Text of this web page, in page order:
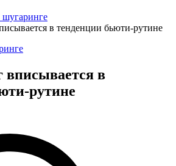
в тенденции бьюти-рутине
в
рутине